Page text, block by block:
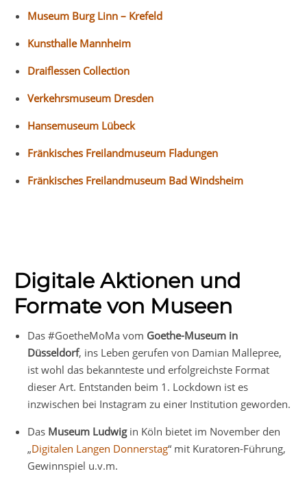
Museum Burg Linn – Krefeld
Kunsthalle Mannheim
Draiflessen Collection
Verkehrsmuseum Dresden
Hansemuseum Lübeck
Fränkisches Freilandmuseum Fladungen
Fränkisches Freilandmuseum Bad Windsheim
Digitale Aktionen und
Formate von Museen
Das #GoetheMoMa vom Goethe-Museum in
Düsseldorf, ins Leben gerufen von Damian Mallepree,
ist wohl das bekannteste und erfolgreichste Format
dieser Art. Entstanden beim 1. Lockdown ist es
inzwischen bei Instagram zu einer Institution geworden.
Das Museum Ludwigin Köln bietet im November den
„Digitalen Langen Donnerstag“ mit Kuratoren-Führung,
Gewinnspiel u.v.m.